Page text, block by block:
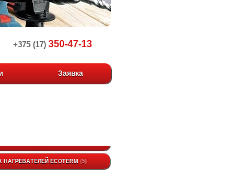
+375 (17) 350-47-13
Заявка
ECOTERM 5